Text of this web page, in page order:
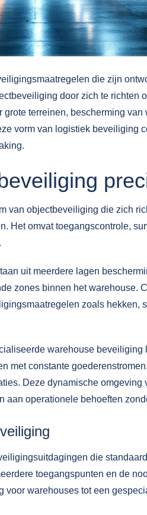
die zijn
door zich te richten
terreinen, bescherming
vorm van logistiek beveiliging
van objectbeveiliging die zich
Het omvat toegangscontrole,
uit meerdere lagen
zones binnen het warehouse.
zoals hekken,
warehouse beveiliging
met constante
Deze dynamische omgeving
operationele behoeften
die
toegangspunten en de
voor warehouses tot een